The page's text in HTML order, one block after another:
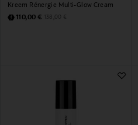
Kreem Rénergie Multi-Glow Cream
Discounted Price
110,00 € Original Price
138,00 €